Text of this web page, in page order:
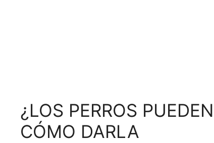
¿LOS PERROS
CÓMO DARLA